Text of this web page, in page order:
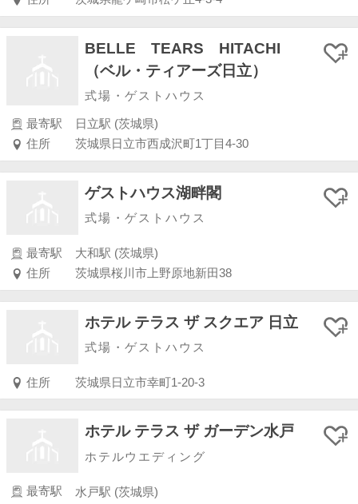
BELLE TEARS HITACHI
（ベル・ティアーズ日立）
式場・ゲストハウス
最寄駅
日立駅 (茨城県)
住所
茨城県日立市西成沢町1丁目4-30
ゲストハウス湖畔閣
式場・ゲストハウス
最寄駅
大和駅 (茨城県)
住所
茨城県桜川市上野原地新田38
ホテル テラス ザ スクエア 日立
式場・ゲストハウス
住所 茨城県日立市幸町1-20-3
ホテル テラス ザ ガーデン水戸
ホテルウエディング
最寄駅
水戸駅 (茨城県)